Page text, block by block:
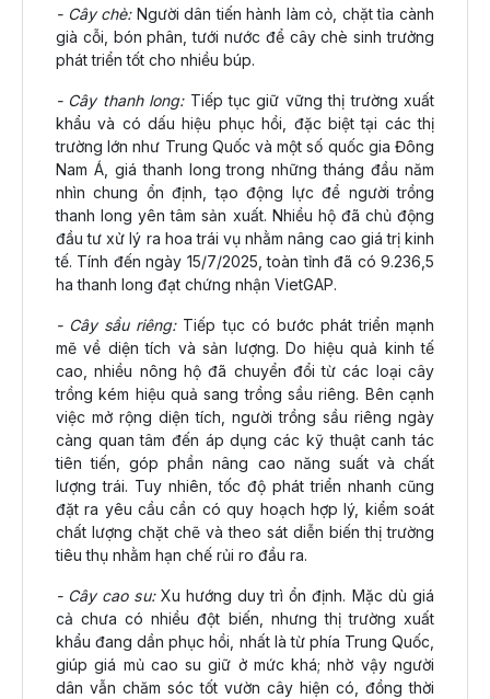
- Cây chè:Người dân tiến hành làm cỏ, chặt tỉa cành
già cỗi, bón phân, tưới nước để cây chè sinh trưởng
phát triển tốt cho nhiều búp.
- Cây thanh long:Tiếp tục giữ vững thị trường xuất
khẩu và có dấu hiệu phục hồi, đặc biệt tại các thị
trường lớn như Trung Quốc và một số quốc gia Đông
Nam Á, giá thanh long trong những tháng đầu năm
nhìn chung ổn định, tạo động lực để người trồng
thanh long yên tâm sản xuất. Nhiều hộ đã chủ động
đầu tư xử lý ra hoa trái vụ nhằm nâng cao giá trị kinh
tế. Tính đến ngày 15/7/2025, toàn tỉnh đã có 9.236,5
ha thanh long đạt chứng nhận VietGAP.
- Cây sầu riêng:Tiếp tục có bước phát triển mạnh
mẽ về diện tích và sản lượng. Do hiệu quả kinh tế
cao, nhiều nông hộ đã chuyển đổi từ các loại cây
trồng kém hiệu quả sang trồng sầu riêng. Bên cạnh
việc mở rộng diện tích, người trồng sầu riêng ngày
càng quan tâm đến áp dụng các kỹ thuật canh tác
tiên tiến, góp phần nâng cao năng suất và chất
lượng trái. Tuy nhiên, tốc độ phát triển nhanh cũng
đặt ra yêu cầu cần có quy hoạch hợp lý, kiểm soát
chất lượng chặt chẽ và theo sát diễn biến thị trường
tiêu thụ nhằm hạn chế rủi ro đầu ra.
- Cây cao su:Xu hướng duy trì ổn định. Mặc dù giá
cả chưa có nhiều đột biến, nhưng thị trường xuất
khẩu đang dần phục hồi, nhất là từ phía Trung Quốc,
giúp giá mủ cao su giữ ở mức khá; nhờ vậy người
dân vẫn chăm sóc tốt vườn cây hiện có, đồng thời